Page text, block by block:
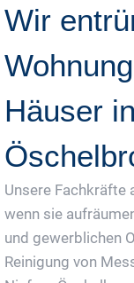
Wir
Häuser
Unsere Fachkräfte
wenn sie
und gewerblichen
Reinigung von